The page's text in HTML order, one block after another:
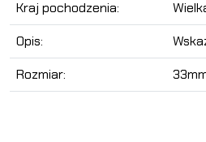
Kraj pochodzenia:
Opis:
Rozmiar: